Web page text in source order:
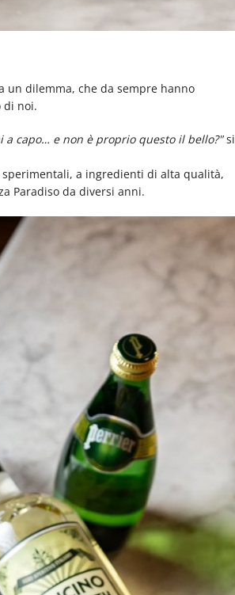
un dilemma, che da sempre hanno
di noi.
capo… e non è proprio questo il bello?"si
a ingredienti di alta qualità,
Paradiso da diversi anni.